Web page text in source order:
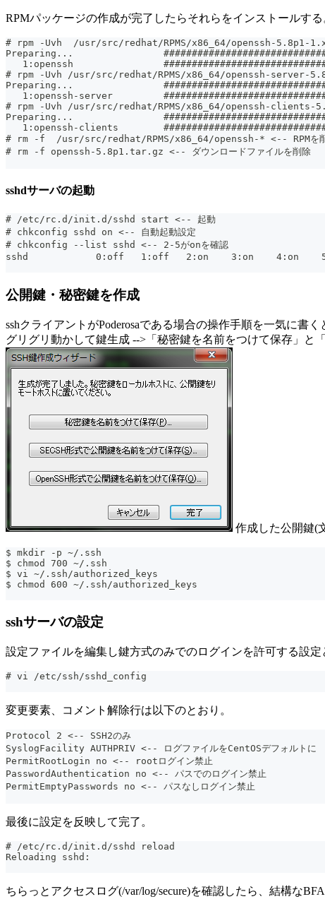
RPMパッケージの作成が完了したらそれらをインストールする
# rpm -Uvh  /usr/src/redhat/RPMS/x86_64/openssh-5.8p1-
Preparing...
1:openssh
# rpm -Uvh /usr/src/redhat/RPMS/x86_64/openssh-server-
Preparing...
1:openssh-server
# rpm -Uvh /usr/src/redhat/RPMS/x86_64/openssh-clients-
Preparing...
1:openssh-clients
# rm -f  /usr/src/redhat/RPMS/x86_64/openssh-* <-- RPMを
# rm -f openssh-5.8p1.tar.gz <-- ダウンロードファイルを削除
sshdサーバの起動
# /etc/rc.d/init.d/sshd start <-- 起動
# chkconfig sshd on <-- 自動起動設定
# chkconfig --list sshd <-- 2-5がonを確認
sshd            0:off   1:off   2:on    3:on    4:on
公開鍵・秘密鍵を作成
sshクライアントがPoderosaである場合の操作手順を一気に書
グリグリ動かして鍵生成 -->「秘密鍵を名前をつけて保存」と
作成した公開鍵(
$ mkdir -p ~/.ssh
$ chmod 700 ~/.ssh
$ vi ~/.ssh/authorized_keys
$ chmod 600 ~/.ssh/authorized_keys
sshサーバの設定
設定ファイルを編集し鍵方式のみでのログインを許可する設定
# vi /etc/ssh/sshd_config
変更要素、コメント解除行は以下のとおり。
Protocol 2 <-- SSH2のみ
SyslogFacility AUTHPRIV <-- ログファイルをCentOSデフォルトに
PermitRootLogin no <-- rootログイン禁止
PasswordAuthentication no <-- パスでのログイン禁止
PermitEmptyPasswords no <-- パスなしログイン禁止
最後に設定を反映して完了。
# /etc/rc.d/init.d/sshd reload
Reloading sshd:
ちらっとアクセスログ(/var/log/secure)を確認したら、結構な